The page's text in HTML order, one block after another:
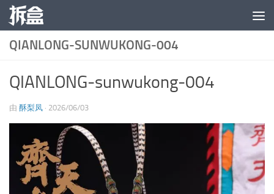
跳至内容
QIANLONG-SUNWUKONG-004
QIANLONG-sunwukong-004
由 酥梨凤 · 2026/06/03